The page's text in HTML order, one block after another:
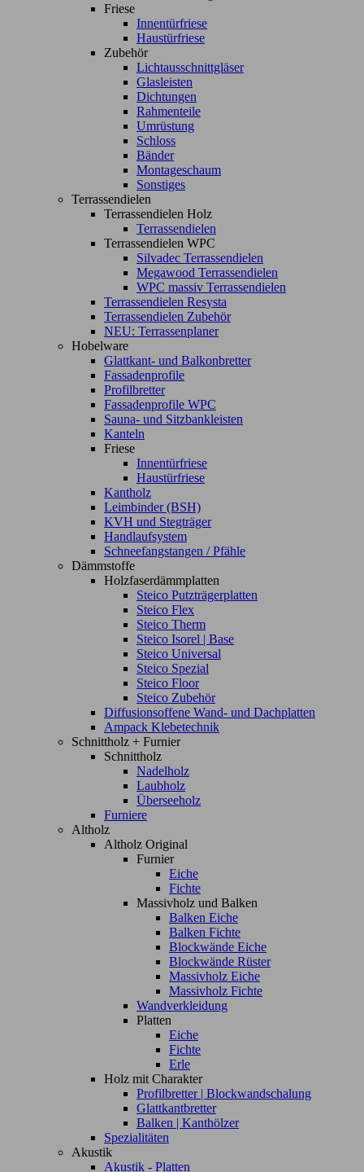
Friese
Innentürfriese
Haustürfriese
Zubehör
Lichtausschnittgläser
Glasleisten
Dichtungen
Rahmenteile
Umrüstung
Schloss
Bänder
Montageschaum
Sonstiges
Terrassendielen
Terrassendielen Holz
Terrassendielen
Terrassendielen WPC
Silvadec Terrassendielen
Megawood Terrassendielen
WPC massiv Terrassendielen
Terrassendielen Resysta
Terrassendielen Zubehör
NEU: Terrassenplaner
Hobelware
Glattkant- und Balkonbretter
Fassadenprofile
Profilbretter
Fassadenprofile WPC
Sauna- und Sitzbankleisten
Kanteln
Friese
Innentürfriese
Haustürfriese
Kantholz
Leimbinder (BSH)
KVH und Stegträger
Handlaufsystem
Schneefangstangen / Pfähle
Dämmstoffe
Holzfaserdämmplatten
Steico Putzträgerplatten
Steico Flex
Steico Therm
Steico Isorel | Base
Steico Universal
Steico Spezial
Steico Floor
Steico Zubehör
Diffusionsoffene Wand- und Dachplatten
Ampack Klebetechnik
Schnittholz + Furnier
Schnittholz
Nadelholz
Laubholz
Überseeholz
Furniere
Altholz
Altholz Original
Furnier
Eiche
Fichte
Massivholz und Balken
Balken Eiche
Balken Fichte
Blockwände Eiche
Blockwände Rüster
Massivholz Eiche
Massivholz Fichte
Wandverkleidung
Platten
Eiche
Fichte
Erle
Holz mit Charakter
Profilbretter | Blockwandschalung
Glattkantbretter
Balken | Kanthölzer
Spezialitäten
Akustik
Akustik - Platten